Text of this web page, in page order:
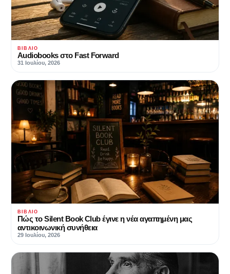
ΒΙΒΛΊΟ
Audiobooks στο Fast Forward
31 Ιουλίου, 2026
ΒΙΒΛΊΟ
Πώς το Silent Book Club έγινε η νέα αγαπημένη μας
αντικοινωνική συνήθεια
29 Ιουλίου, 2026